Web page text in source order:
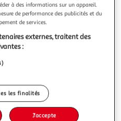
à des informations sur un appareil.
de performance des publicités et du
de services.
externes, traitent des
:
les finalités
J'accepte